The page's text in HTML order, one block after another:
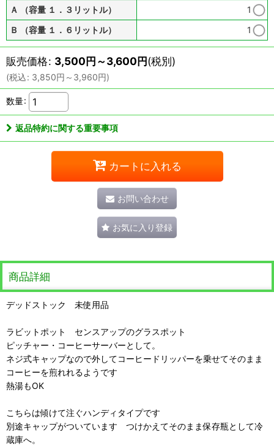
Ａ （容量 １．３リットル）
1
Ｂ （容量 １．６リットル）
1
販売価格: 3,500円～3,600円(税別)
(税込: 3,850円 ～3,960円)
数量:
返品特約に関する重要事項
カートに入れる
お問い合わせ
お気に入り登録
商品詳細
デッドストック 未使用品
ラビットポット センスアップのグラスポット
ピッチャー・コーヒーサーバーとして。
ネジ式キャップなので外してコーヒードリッパーを乗せてそのまま
コーヒーを煎れれるようです
熱湯もOK
こちらは傾けて注ぐハンディタイプです
別途キャップがついています つけかえてそのまま保存瓶として冷
蔵庫へ。